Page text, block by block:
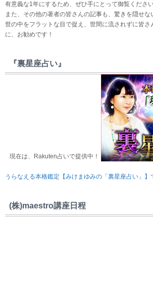
有意義な1年にするため、ぜひ手にとって御覧くださ
また、その他の著者の皆さんの記事も、驚きを隠せな
世の中をフラットな目で捉え、世間に流されずに皆さ
に、お勧めです！
『裏星座占い』
現在は、Rakuten占いで提供中！
うらなえる本格鑑定【みけまゆみの「裏星座占い」】
(株)maestro講座日程